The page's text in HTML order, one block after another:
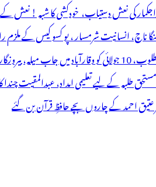
، پو کسو کیس کے ملزم راجکمار کے ہاتھوں 6 افراد بشمول 2 معصوم
استفادہ کریں
عتیق احمد کے چاروں بچے حافظِ قرآن بن گئے